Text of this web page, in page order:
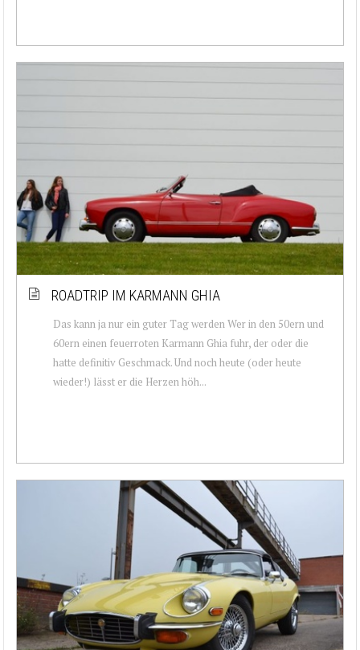
ROADTRIP IM KARMANN GHIA
Das kann ja nur ein guter Tag werden Wer in den 50ern und
60ern einen feuerroten Karmann Ghia fuhr, der oder die
hatte definitiv Geschmack. Und noch heute (oder heute
wieder!) lässt er die Herzen höh...